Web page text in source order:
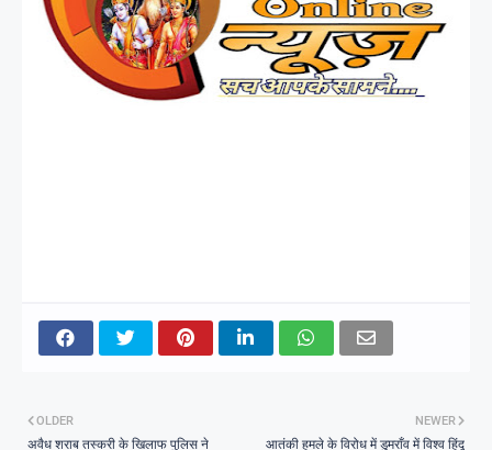
NEWER
आतंकी हमले के विरोध में डुमराँव में विश्व हिंदू
OLDER
अवैध शराब तस्करी के खिलाफ पुलिस ने